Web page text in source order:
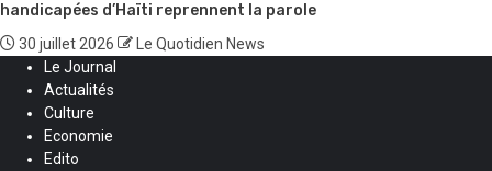
handicapées d’Haïti reprennent la parole
30 juillet 2026
Le Quotidien News
Le Journal
Actualités
Culture
Economie
Edito